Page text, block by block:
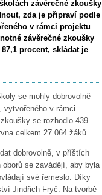
závěrečné zkoušky
zda je připraví podle
v rámci projektu
závěrečné zkoušky
procent, skládat je
se mohly dobrovolně
vytvořeného v rámci
se rozhodlo 439
celkem 27 064 žáků.
dobrovolně, v příštích
oborů se zavádějí, aby byla
své řemeslo. Díky
Jindřich Fryč. Na tvorbě